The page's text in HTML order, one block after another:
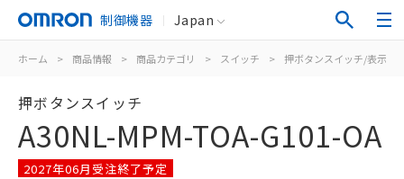
制御機器 Japan
ホーム > 商品情報 > 商品カテゴリ > スイッチ > 押ボタンスイッチ/表示灯
押ボタンスイッチ
A30NL-MPM-TOA-G101-OA
2027年06月受注終了予定